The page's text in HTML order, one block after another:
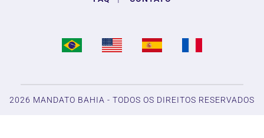
2026 MANDATO BAHIA - TODOS OS DIREITOS RESERVADOS